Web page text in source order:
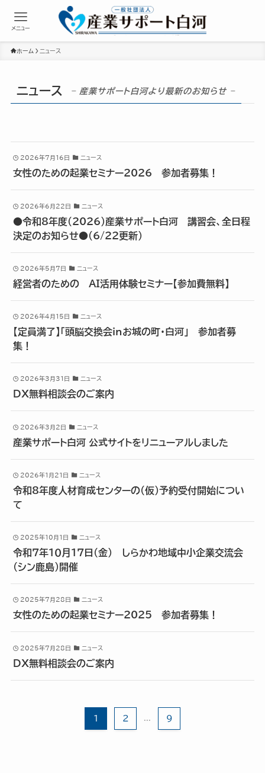
メニュー
ホーム ニュース
ニュース – 産業サポート白河より最新のお知らせ –
2026年7月16日 ニュース
女性のための起業セミナー2026 参加者募集！
2026年6月22日 ニュース
●令和8年度（2026）産業サポート白河 講習会、全日程
決定のお知らせ●（6/22更新）
2026年5月7日 ニュース
経営者のための AI活用体験セミナー【参加費無料】
2026年4月15日 ニュース
【定員満了】「頭脳交換会inお城の町・白河」 参加者募
集！
2026年3月31日 ニュース
DX無料相談会のご案内
2026年3月2日 ニュース
産業サポート白河 公式サイトをリニューアルしました
2026年1月21日 ニュース
令和8年度人材育成センターの(仮)予約受付開始につい
て
2025年10月1日 ニュース
令和７年１０月１７日(金) しらかわ地域中小企業交流会
(シン鹿島）開催
2025年7月28日 ニュース
女性のための起業セミナー2025 参加者募集！
2025年7月28日 ニュース
DX無料相談会のご案内
1 2 ... 9